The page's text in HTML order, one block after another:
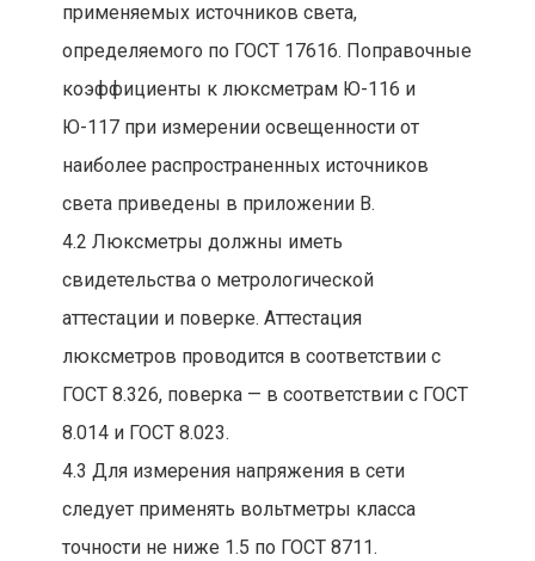
применяемых источников света,
определяемого по ГОСТ 17616. Поправочные
коэффициенты к люксметрам Ю-116 и
Ю-117 при измерении освещенности от
наиболее распространенных источников
света приведены в приложении В.
4.2 Люксметры должны иметь
свидетельства о метрологической
аттестации и поверке. Аттестация
люксметров проводится в соответствии с
ГОСТ 8.326, поверка — в соответствии с ГОСТ
8.014 и ГОСТ 8.023.
4.3 Для измерения напряжения в сети
следует применять вольтметры класса
точности не ниже 1.5 по ГОСТ 8711.